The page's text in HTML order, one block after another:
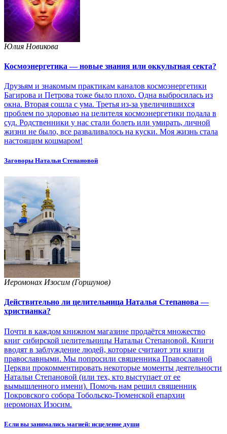
Юлия Новикова
Космоэнергетика — новые знания или оккультная секта?
Друзьям и знакомым практикам каналов космоэнергетики
Багирова и Петрова тоже было плохо. Одна выбросилась из
окна. Вторая сошла с ума. Третья из-за увеличившихся
проблем по здоровью на целителя космоэнергетики подала в
суд. Родственники у нас стали болеть или умирать, личной
жизни не было, все разваливалось на куски. Моя жизнь стала
настоящим кошмаром!
Заговоры Натальи Степановой
Иеромонах Изосим (Горшунов)
Действительно ли целительница Наталья Степанова —
христианка?
Почти в каждом книжном магазине продаётся множество
книг сибирской целительницы Натальи Степановой. Книги
вводят в заблуждение людей, которые считают эти книги
православными. Мы попросили священника Православной
Церкви прокомментировать некоторые моменты деятельности
Натальи Степановой (или тех, кто выступает от ее
вымышленного имени). Помочь нам решил священник
Покровского собора Тобольско-Тюменской епархии
иеромонах Изосим.
Если вы занимались магией: исцеление души